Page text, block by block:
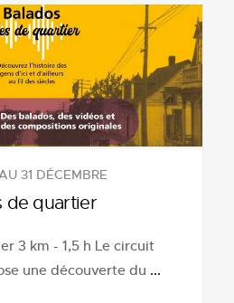
31 DÉCEMBRE
de quartier
3 km - 1,5 h Le circuit
une découverte du ...